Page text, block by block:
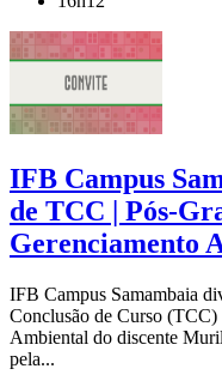
IFB Campus
de TCC | Pós-
Gerenciamento
IFB Campus Samambaia
Conclusão de Curso (TCC)
Ambiental do discente
pela...